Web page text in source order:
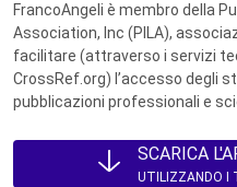
FrancoAngeli è membro della
Association, Inc (PILA),
facilitare (attraverso i servizi
CrossRef.org) l’accesso degli
pubblicazioni professionali e
SCARICA
UTILIZZANDO I